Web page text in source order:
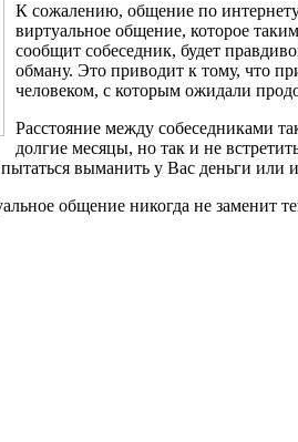
К сожалению, общение по
виртуальное общение, которое
сообщит собеседник, будет
обману. Это приводит к тому, что
человеком, с которым ожидали
Расстояние между собеседниками
долгие месяцы, но так и не
выманить у Вас деньги или
общение никогда не заменит